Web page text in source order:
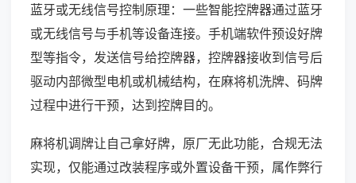
蓝牙或无线信号控制原理：一些智能控牌器通过蓝牙
或无线信号与手机等设备连接。手机端软件预设好牌
型等指令，发送信号给控牌器，控牌器接收到信号后
驱动内部微型电机或机械结构，在麻将机洗牌、码牌
过程中进行干预，达到控牌目的。
麻将机调牌让自己拿好牌，原厂无此功能，合规无法
实现，仅能通过改装程序或外置设备干预，属作弊行